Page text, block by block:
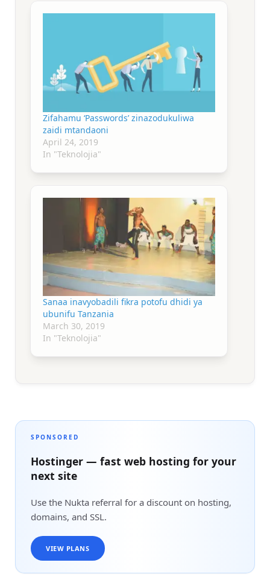
Zifahamu ‘Passwords’ zinazodukuliwa
zaidi mtandaoni
April 24, 2019
In "Teknolojia"
Sanaa inavyobadili fikra potofu dhidi ya
ubunifu Tanzania
March 30, 2019
In "Teknolojia"
SPONSORED
Hostinger — fast web hosting for your
next site
Use the Nukta referral for a discount on hosting,
domains, and SSL.
VIEW PLANS